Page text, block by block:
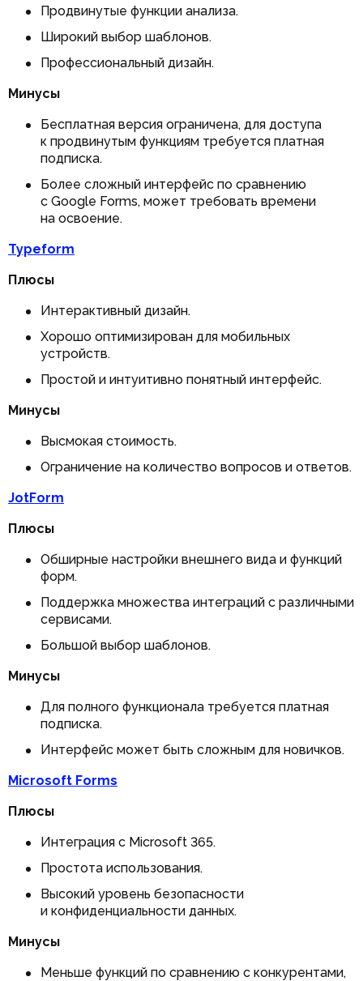
Продвинутые функции анализа.
Широкий выбор шаблонов.
Профессиональный дизайн.
Минусы
Бесплатная версия ограничена, для доступа
к продвинутым функциям требуется платная
подписка.
Более сложный интерфейс по сравнению
с Google Forms, может требовать времени
на освоение.
Typeform
Плюсы
Интерактивный дизайн.
Хорошо оптимизирован для мобильных
устройств.
Простой и интуитивно понятный интерфейс.
Минусы
Высмокая стоимость.
Ограничение на количество вопросов и ответов.
JotForm
Плюсы
Обширные настройки внешнего вида и функций
форм.
Поддержка множества интеграций с различными
сервисами.
Большой выбор шаблонов.
Минусы
Для полного функционала требуется платная
подписка.
Интерфейс может быть сложным для новичков.
Microsoft Forms
Плюсы
Интеграция с Microsoft 365.
Простота использования.
Высокий уровень безопасности
и конфиденциальности данных.
Минусы
Меньше функций по сравнению с конкурентами,